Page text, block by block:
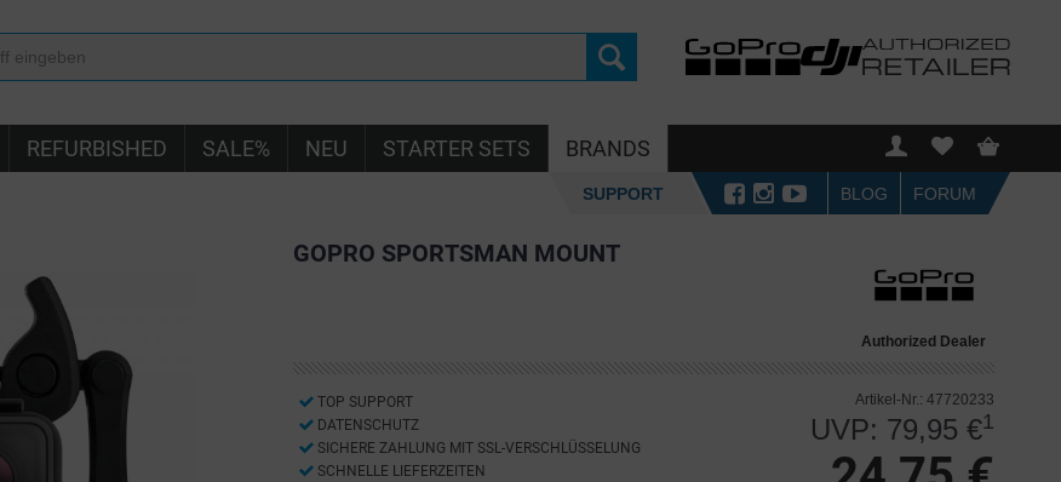
REFURBISHED SALE% NEU STARTER SETS BRANDS
SUPPORT BLOG FORUM
GOPRO SPORTSMAN MOUNT
Authorized Dealer
TOP SUPPORT
DATENSCHUTZ
SICHERE ZAHLUNG MIT SSL-VERSCHLÜSSELUNG
SCHNELLE LIEFERZEITEN
Artikel-Nr.: 47720233
UVP: 79,95 €1